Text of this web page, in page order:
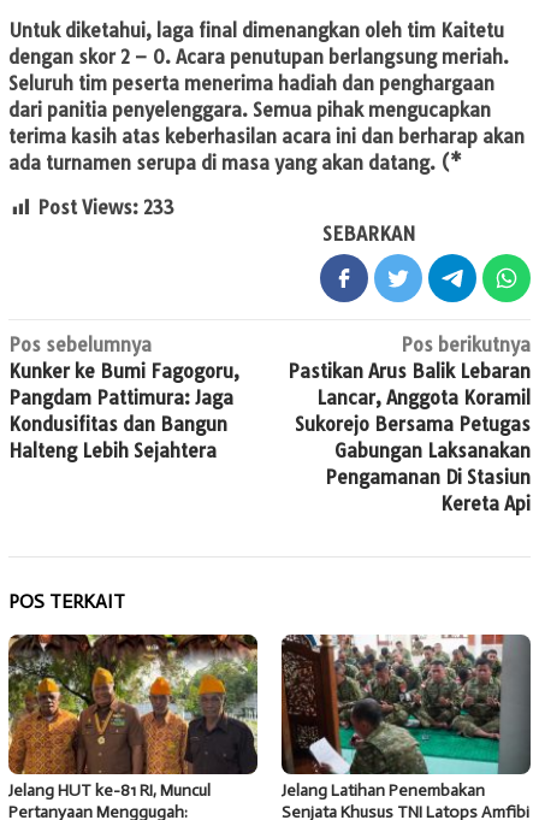
Untuk diketahui, laga final dimenangkan oleh tim Kaitetu
dengan skor 2 – 0. Acara penutupan berlangsung meriah.
Seluruh tim peserta menerima hadiah dan penghargaan
dari panitia penyelenggara. Semua pihak mengucapkan
terima kasih atas keberhasilan acara ini dan berharap akan
ada turnamen serupa di masa yang akan datang. (*
Post Views: 233
SEBARKAN
Navigasi
pos
Pos sebelumnya
Kunker ke Bumi Fagogoru,
Pangdam Pattimura: Jaga
Kondusifitas dan Bangun
Halteng Lebih Sejahtera
Pos berikutnya
Pastikan Arus Balik Lebaran
Lancar, Anggota Koramil
Sukorejo Bersama Petugas
Gabungan Laksanakan
Pengamanan Di Stasiun
Kereta Api
POS TERKAIT
Jelang HUT ke-81 RI, Muncul
Pertanyaan Menggugah:
Jelang Latihan Penembakan
Senjata Khusus TNI Latops Amfibi